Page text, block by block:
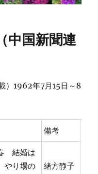
中国新聞連
）1962年7月15日～8
備考
結婚は
り場の
緒方静子